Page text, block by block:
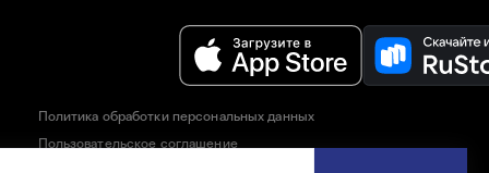
Политика обработки персональных данных
Пользовательское соглашение